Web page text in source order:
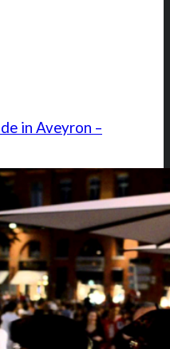
in Aveyron –